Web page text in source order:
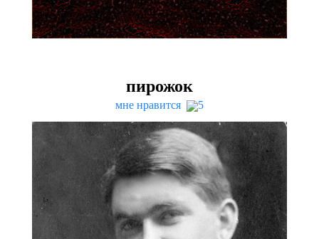
пирожок
мне нравится 5